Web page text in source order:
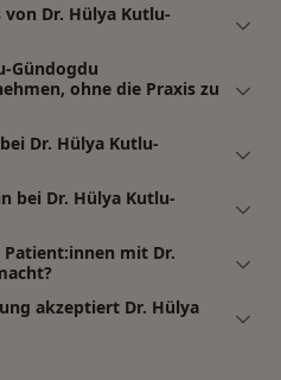
Dr. Hülya Kutlu-
Gündogdu
ohne die Praxis zu
Dr. Hülya Kutlu-
bei Dr. Hülya Kutlu-
Patient:innen mit Dr.
akzeptiert Dr. Hülya